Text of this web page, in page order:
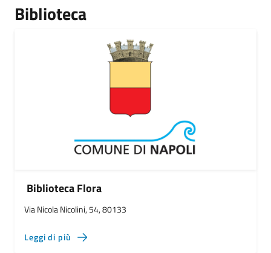
Biblioteca
Biblioteca Flora
Via Nicola Nicolini, 54, 80133
Leggi di più